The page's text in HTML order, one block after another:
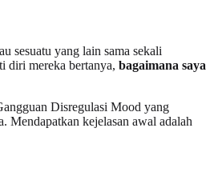
sesuatu yang lain sama sekali
diri mereka bertanya, bagaimana saya
Disregulasi Mood yang
Mendapatkan kejelasan awal adalah